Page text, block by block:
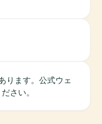
ります。公式ウェ
さい。